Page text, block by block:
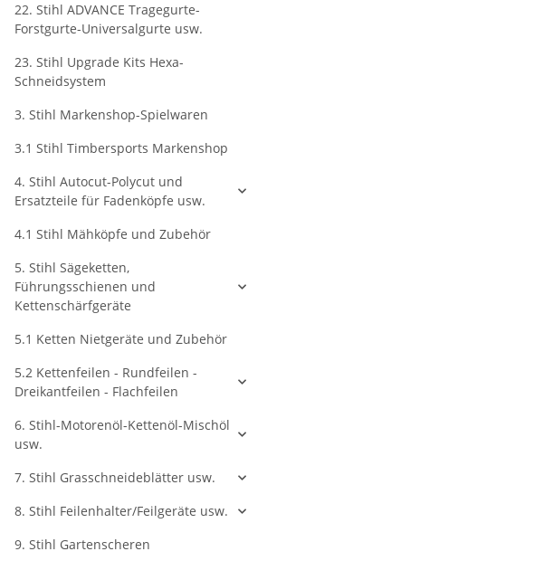
22. Stihl ADVANCE Tragegurte-
Forstgurte-Universalgurte usw.
23. Stihl Upgrade Kits Hexa-
Schneidsystem
3. Stihl Markenshop-Spielwaren
3.1 Stihl Timbersports Markenshop
4. Stihl Autocut-Polycut und
Ersatzteile für Fadenköpfe usw.
4.1 Stihl Mähköpfe und Zubehör
5. Stihl Sägeketten,
Führungsschienen und
Kettenschärfgeräte
5.1 Ketten Nietgeräte und Zubehör
5.2 Kettenfeilen - Rundfeilen -
Dreikantfeilen - Flachfeilen
6. Stihl-Motorenöl-Kettenöl-Mischöl
usw.
7. Stihl Grasschneideblätter usw.
8. Stihl Feilenhalter/Feilgeräte usw.
9. Stihl Gartenscheren